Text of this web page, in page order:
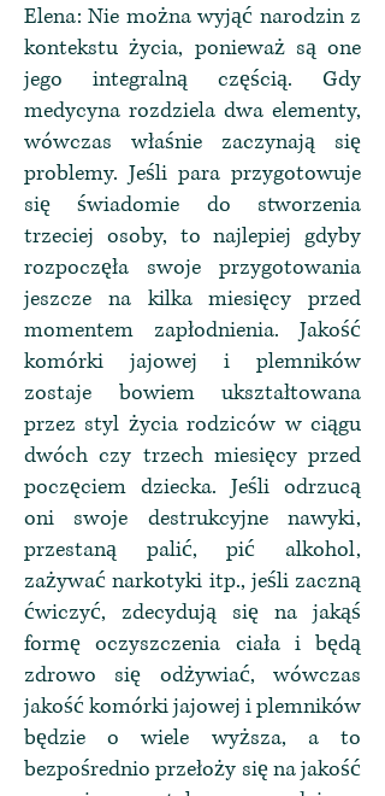
Elena: Nie można wyjąć narodzin z
kontekstu życia, ponieważ są one
jego integralną częścią. Gdy
medycyna rozdziela dwa elementy,
wówczas właśnie zaczynają się
problemy. Jeśli para przygotowuje
się świadomie do stworzenia
trzeciej osoby, to najlepiej gdyby
rozpoczęła swoje przygotowania
jeszcze na kilka miesięcy przed
momentem zapłodnienia. Jakość
komórki jajowej i plemników
zostaje bowiem ukształtowana
przez styl życia rodziców w ciągu
dwóch czy trzech miesięcy przed
poczęciem dziecka. Jeśli odrzucą
oni swoje destrukcyjne nawyki,
przestaną palić, pić alkohol,
zażywać narkotyki itp., jeśli zaczną
ćwiczyć, zdecydują się na jakąś
formę oczyszczenia ciała i będą
zdrowo się odżywiać, wówczas
jakość komórki jajowej i plemników
będzie o wiele wyższa, a to
bezpośrednio przełoży się na jakość